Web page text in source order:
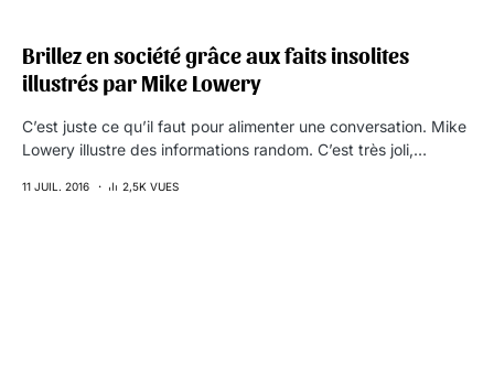
Brillez en société grâce aux faits insolites
illustrés par Mike Lowery
C’est juste ce qu’il faut pour alimenter une conversation. Mike
Lowery illustre des informations random. C’est très joli,…
11 JUIL. 2016 2,5K VUES